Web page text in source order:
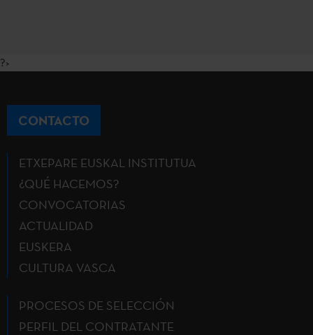
?>
CONTACTO
ETXEPARE EUSKAL INSTITUTUA
¿QUÉ HACEMOS?
CONVOCATORIAS
ACTUALIDAD
EUSKERA
CULTURA VASCA
PROCESOS DE SELECCIÓN
PERFIL DEL CONTRATANTE